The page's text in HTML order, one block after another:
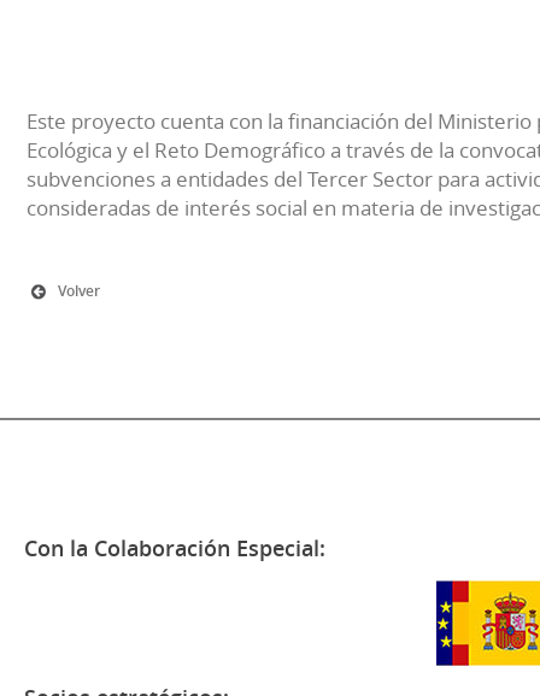
Este proyecto cuenta con la financiación del Ministerio
Ecológica y el Reto Demográfico a través de la
subvenciones a entidades del Tercer Sector para
consideradas de interés social en materia de
Volver
Con la Colaboración Especial: